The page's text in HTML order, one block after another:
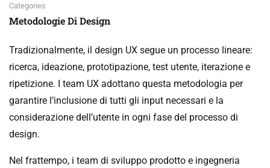
Categories
Metodologie Di Design
Tradizionalmente, il design UX segue un processo lineare:
ricerca, ideazione, prototipazione, test utente, iterazione e
ripetizione. I team UX adottano questa metodologia per
garantire l’inclusione di tutti gli input necessari e la
considerazione dell’utente in ogni fase del processo di
design.
Nel frattempo, i team di sviluppo prodotto e ingegneria